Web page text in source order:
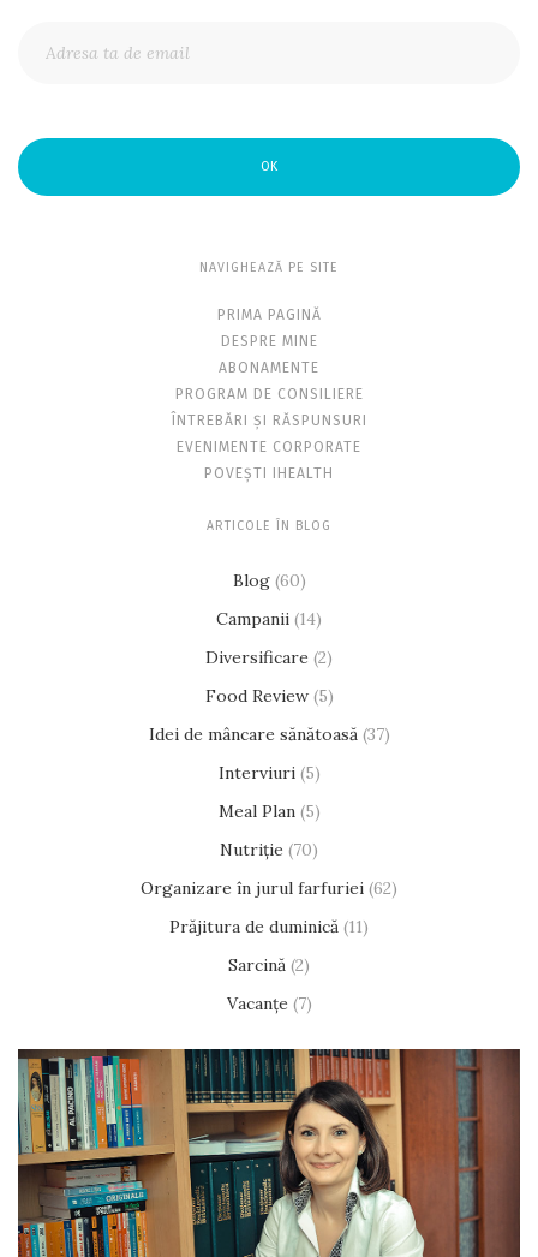
OK
NAVIGHEAZĂ PE SITE
PRIMA PAGINĂ
DESPRE MINE
ABONAMENTE
PROGRAM DE CONSILIERE
ÎNTREBĂRI ȘI RĂSPUNSURI
EVENIMENTE CORPORATE
POVEȘTI IHEALTH
ARTICOLE ÎN BLOG
Blog(60)
Campanii (14)
Diversificare (2)
Food Review(5)
Idei de mâncare sănătoasă (37)
Interviuri(5)
Meal Plan (5)
Nutriție (70)
Organizare în jurul farfuriei (62)
Prăjitura de duminică (11)
Sarcină (2)
Vacanțe (7)